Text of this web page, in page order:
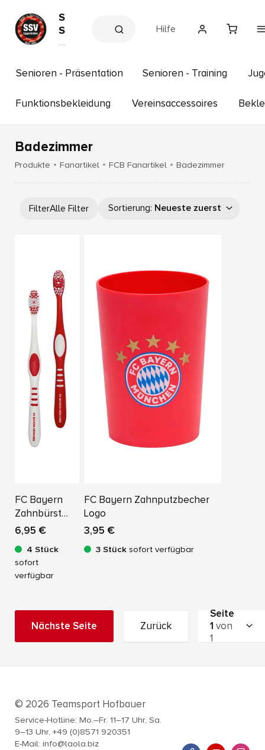
S
S
V
n
l
d
.
e
s
Hilfe
Senioren - Präsentation Senioren - Training
Funktionsbekleidung Vereinsaccessoires
Badezimmer
Produkte Fanartikel FCB Fanartikel Badezimmer
FilterAlle Filter Sortierung: Neueste zuerst
FC Bayern
Zahnbürste
2er-Set
6,95 €
4 Stück
sofort
verfügbar
FC Bayern Zahnputzbecher
Logo
3,95 €
3 Stücksofort verfügbar
Nächste Seite Zurück
Seite
1 von
1
© 2026 Teamsport Hofbauer
Service-Hotline: Mo.–Fr. 11–17 Uhr, Sa.
9–13 Uhr, +49 (0)8571 920351
E-Mail: info@laola.biz